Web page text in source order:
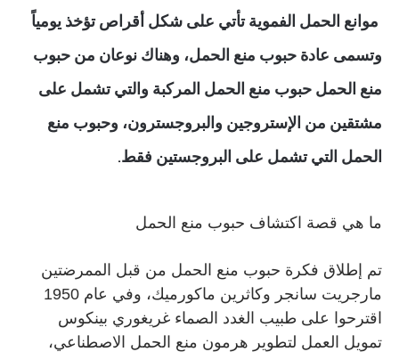
موانع الحمل الفموية تأتي على شكل أقراص تؤخذ يومياً
وتسمى عادة حبوب منع الحمل، وهناك نوعان من حبوب
منع الحمل حبوب منع الحمل المركبة والتي تشمل على
مشتقين من الإستروجين والبروجسترون، وحبوب منع
الحمل التي تشمل على البروجستين فقط.
ما هي قصة اكتشاف حبوب منع الحمل
تم إطلاق فكرة حبوب منع الحمل من قبل الممرضتين
مارجريت سانجر وكاثرين ماكورميك، وفي عام 1950
اقترحوا على طبيب الغدد الصماء غريغوري بينكوس
تمويل العمل لتطوير هرمون منع الحمل الاصطناعي،